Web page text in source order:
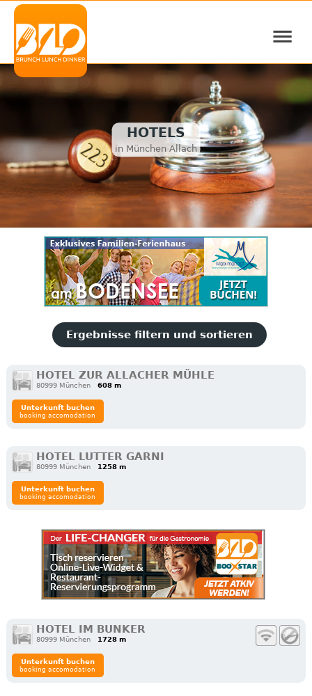
≡
HOTELS
in München Allach
Ergebnisse filtern und sortieren
HOTEL ZUR ALLACHER MÜHLE
80999 München 608 m
Unterkunft buchen
booking accomodation
HOTEL LUTTER GARNI
80999 München 1258 m
Unterkunft buchen
booking accomodation
HOTEL IM BUNKER
80999 München 1728 m
Unterkunft buchen
booking accomodation